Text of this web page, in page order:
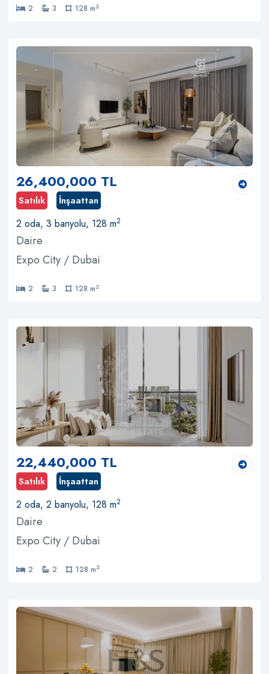
2 3 128 m2
26,400,000 TL
Satılık İnşaattan
2 oda, 3 banyolu, 128 m2
Daire
Expo City / Dubai
2 3 128 m2
22,440,000 TL
Satılık İnşaattan
2 oda, 2 banyolu, 128 m2
Daire
Expo City / Dubai
2 2 128 m2